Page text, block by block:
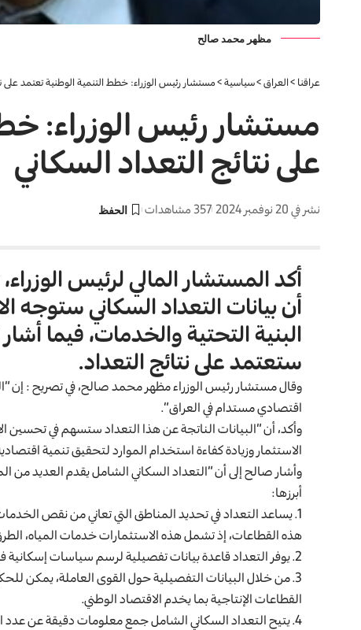
مظهر محمد صالح
عراقنا >العراق>سياسية>مستشار رئيس الوزراء: خطط التنمية الوطنية تعتمد على
مستشار رئيس الوزراء:
على نتائج التعداد السكاني
نشر في 20 نوفمبر 2024 357 مشاهدات
أكد المستشار المالي لرئيس
أن بيانات التعداد السكاني ستوجه
البنية التحتية والخدمات، فيما
ستعتمد على نتائج التعداد.
وقال مستشار رئيس الوزراء مظهر محمد صالح، في تصريح : إن
اقتصادي مستدام في العراق”.
وأكد، أن “البيانات الناتجة عن هذا التعداد ستسهم في تحسين
الاستثمار وزيادة كفاءة استخدام الموارد لتحقيق تنمية
وأشار صالح إلى أن “التعداد السكاني الشامل يقدم العديد من
أبرزها:
1. يساعد التعداد في تحديد المناطق التي تعاني من نقص
هذه القطاعات، إذ تشمل هذه الاستثمارات خدمات المياه،
2. يوفر التعداد قاعدة بيانات تفصيلية لرسم سياسات إسكانية فعالة.
3. من خلال البيانات التفصيلية حول القوى العاملة، يمكن
القطاعات الإنتاجية بما يخدم الاقتصاد الوطني.
4. يتيح التعداد السكاني الشامل جمع معلومات دقيقة عن عدد